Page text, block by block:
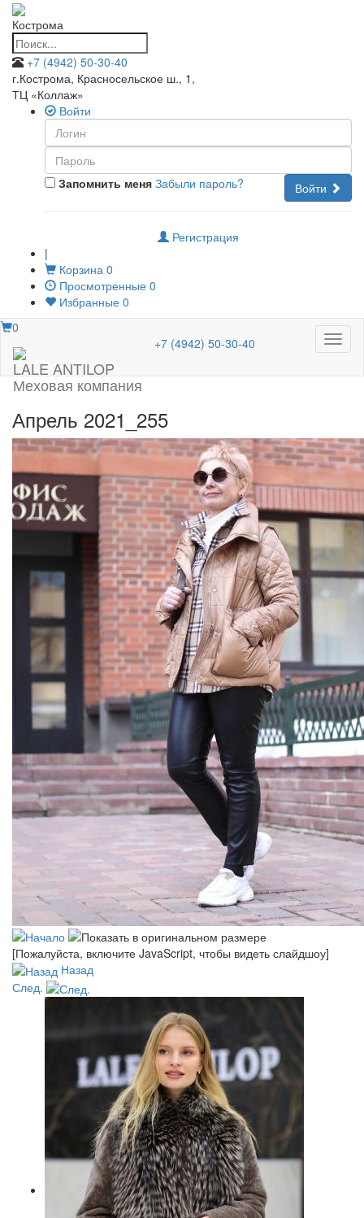
Кострома
+7 (4942) 50-30-40
г.Кострома, Красносельское ш., 1 ,
ТЦ «Коллаж»
Войти
Запомнить меня Войти
Забыли пароль?
Регистрация
|
Корзина 0
Просмотренные 0
Избранные 0
Меню
0
LALE ANTILOP
Меховая компания
+7 (4942) 50-30-40
Апрель 2021_255
[Пожалуйста, включите JavaScript, чтобы видеть слайдшоу]
Назад
След.